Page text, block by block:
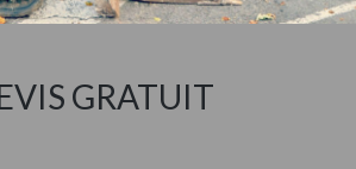
GRATUIT